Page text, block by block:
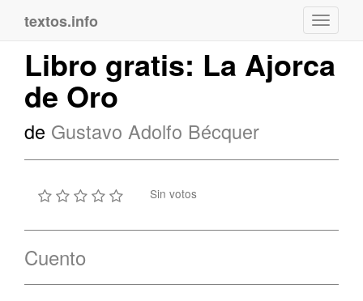
textos.info
Libro gratis: La Ajorca
de Oro
de Gustavo Adolfo Bécquer
Sin votos
Cuento